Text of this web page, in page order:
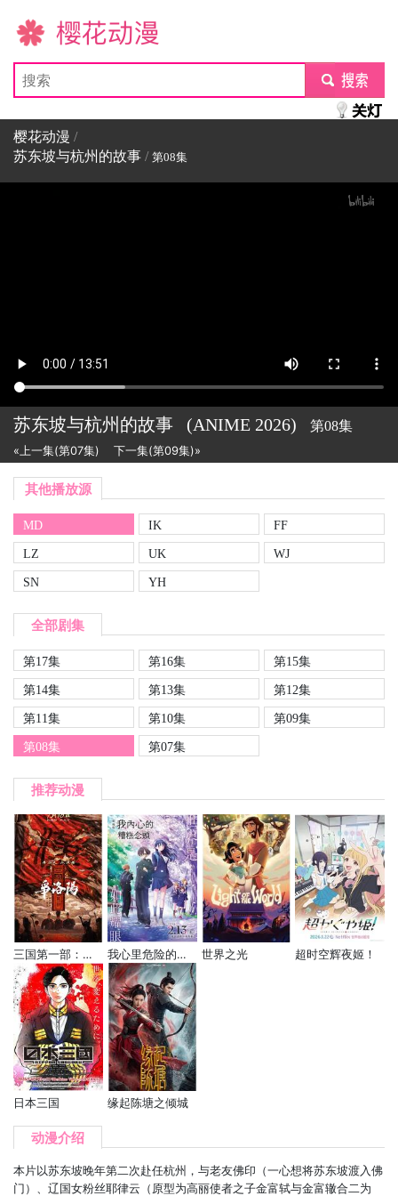
樱花动漫
submit
樱花动漫 /
苏东坡与杭州的故事 / 第08集
苏东坡与杭州的故事 (ANIME 2026) 第08集
«上一集(第07集) 下一集(第09集)»
其他播放源
MD IK
FF
LZ
UK
WJ
SN
YH
全部剧集
第17集 第16集
第15集
第14集
第13集
第12集
第11集
第10集
第09集
第08集
第07集
推荐动漫
三国第一部：争洛阳 我心里危险的东西 剧场版 世界之光 超时空辉夜姬！
日本三国 缘起陈塘之倾城
动漫介绍
本片以苏东坡晚年第二次赴任杭州，与老友佛印（一心想将苏东坡渡入佛
门）、辽国女粉丝耶律云（原型为高丽使者之子金富轼与金富辙合二为